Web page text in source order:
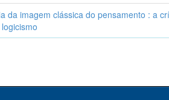
da imagem clássica do pensamento : a